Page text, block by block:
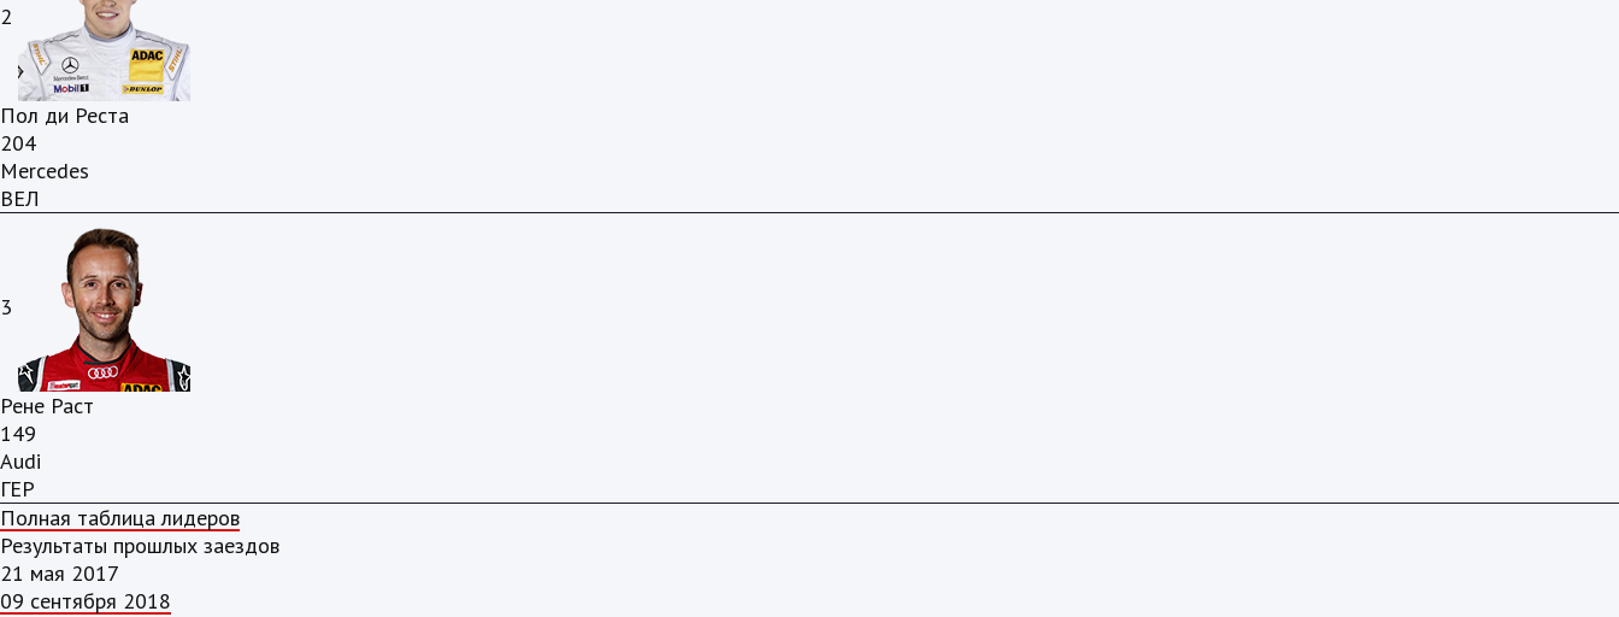
2
Пол ди Реста
204
Mercedes
ВЕЛ
3
Рене Раст
149
Audi
ГЕР
Полная таблица лидеров
Результаты прошлых заездов
21 мая 2017
09 сентября 2018